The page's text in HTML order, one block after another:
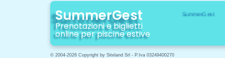
SummerGest
Prenotazioni e biglietti
online per piscine estive
© 2004-2026 Copyright by Siteland Srl - P.Iva 03249400270